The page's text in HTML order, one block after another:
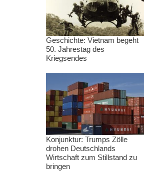
Geschichte: Vietnam begeht
50. Jahrestag des
Kriegsendes
Konjunktur: Trumps Zölle
drohen Deutschlands
Wirtschaft zum Stillstand zu
bringen